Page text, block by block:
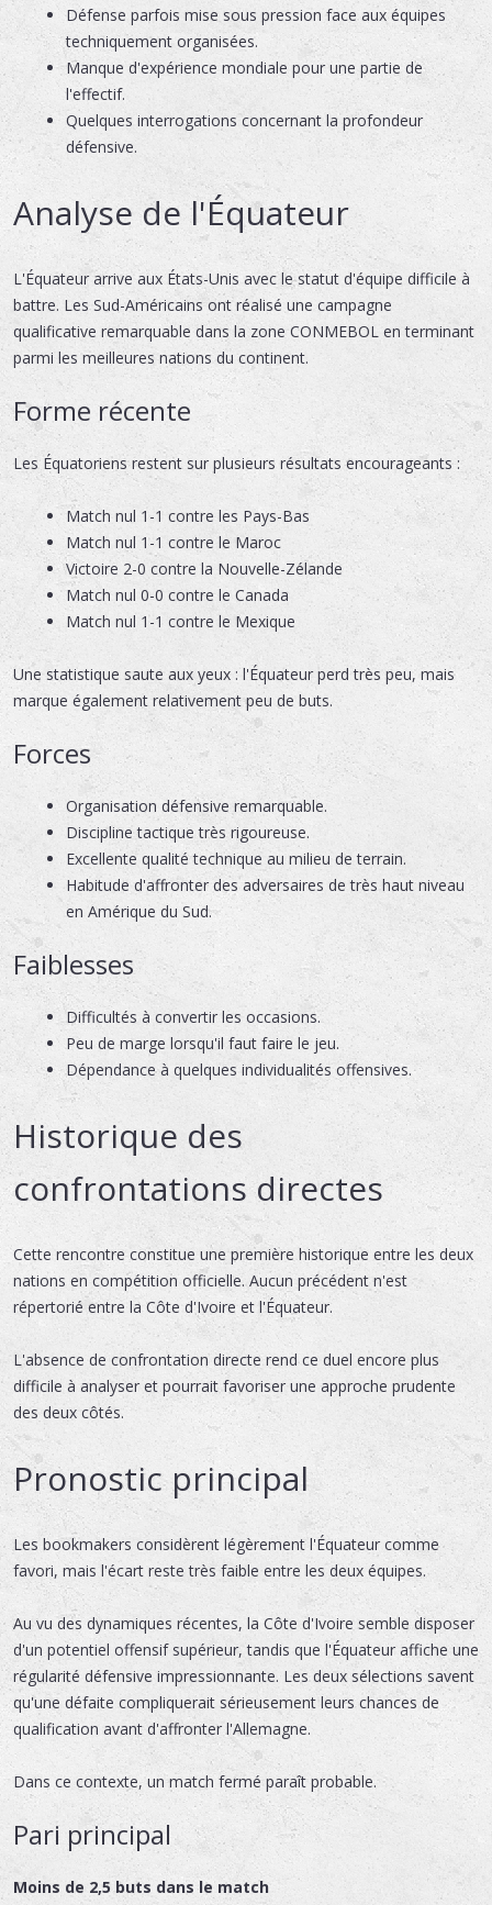
Défense parfois mise sous pression face aux équipes
techniquement organisées.
Manque d'expérience mondiale pour une partie de
l'effectif.
Quelques interrogations concernant la profondeur
défensive.
Analyse de l'Équateur
L'Équateur arrive aux États-Unis avec le statut d'équipe difficile à
battre. Les Sud-Américains ont réalisé une campagne
qualificative remarquable dans la zone CONMEBOL en terminant
parmi les meilleures nations du continent.
Forme récente
Les Équatoriens restent sur plusieurs résultats encourageants :
Match nul 1-1 contre les Pays-Bas
Match nul 1-1 contre le Maroc
Victoire 2-0 contre la Nouvelle-Zélande
Match nul 0-0 contre le Canada
Match nul 1-1 contre le Mexique
Une statistique saute aux yeux : l'Équateur perd très peu, mais
marque également relativement peu de buts.
Forces
Organisation défensive remarquable.
Discipline tactique très rigoureuse.
Excellente qualité technique au milieu de terrain.
Habitude d'affronter des adversaires de très haut niveau
en Amérique du Sud.
Faiblesses
Difficultés à convertir les occasions.
Peu de marge lorsqu'il faut faire le jeu.
Dépendance à quelques individualités offensives.
Historique des
confrontations directes
Cette rencontre constitue une première historique entre les deux
nations en compétition officielle. Aucun précédent n'est
répertorié entre la Côte d'Ivoire et l'Équateur.
L'absence de confrontation directe rend ce duel encore plus
difficile à analyser et pourrait favoriser une approche prudente
des deux côtés.
Pronostic principal
Les bookmakers considèrent légèrement l'Équateur comme
favori, mais l'écart reste très faible entre les deux équipes.
Au vu des dynamiques récentes, la Côte d'Ivoire semble disposer
d'un potentiel offensif supérieur, tandis que l'Équateur affiche une
régularité défensive impressionnante. Les deux sélections savent
qu'une défaite compliquerait sérieusement leurs chances de
qualification avant d'affronter l'Allemagne.
Dans ce contexte, un match fermé paraît probable.
Pari principal
Moins de 2,5 buts dans le match